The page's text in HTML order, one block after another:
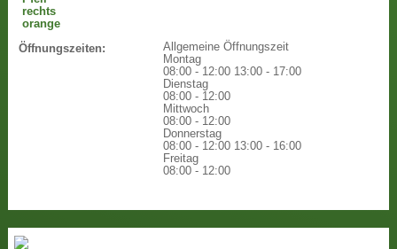
Öffnungszeiten:
Allgemeine Öffnungszeit
Montag
08:00 - 12:00 13:00 - 17:00
Dienstag
08:00 - 12:00
Mittwoch
08:00 - 12:00
Donnerstag
08:00 - 12:00 13:00 - 16:00
Freitag
08:00 - 12:00